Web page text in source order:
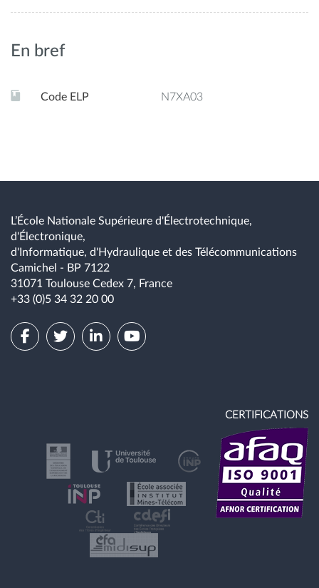
En bref
Code ELP N7XA03
L’École Nationale Supérieure d'Électrotechnique,
d'Électronique,
d'Informatique, d'Hydraulique et des Télécommunications
Camichel - BP 7122
31071 Toulouse Cedex 7, France
+33 (0)5 34 32 20 00
CERTIFICATIONS